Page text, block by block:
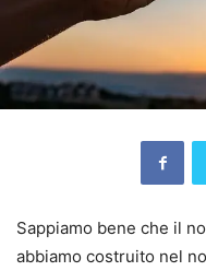
Sappiamo bene che il
abbiamo costruito nel